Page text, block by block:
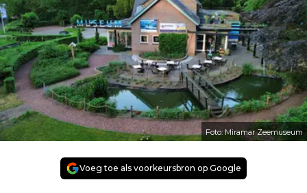
Foto: Miramar Zeemuseum
Voeg toe als voorkeursbron op Google